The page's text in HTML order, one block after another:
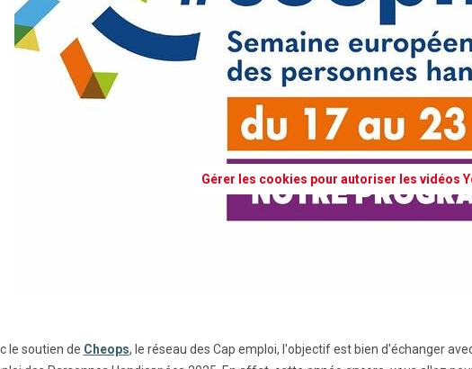
Gérer les cookies pour autoriser les vidéos
le soutien de Cheops, le réseau des Cap emploi, l'objectif est bien d'échanger